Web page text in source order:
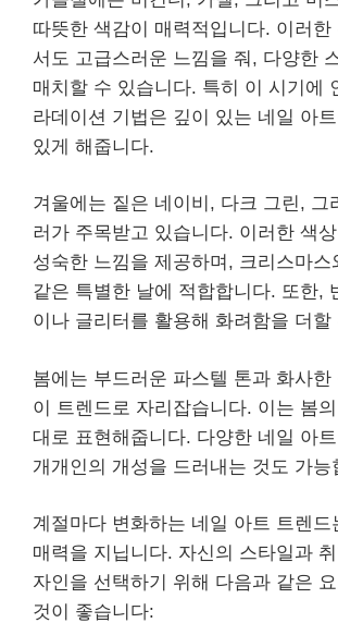
따뜻한 색감이 매력적입니다. 이러한
서도 고급스러운 느낌을 줘, 다양한
매치할 수 있습니다. 특히 이 시기에
라데이션 기법은 깊이 있는 네일 아
있게 해줍니다.
겨울에는 짙은 네이비, 다크 그린, 그
러가 주목받고 있습니다. 이러한 색
성숙한 느낌을 제공하며, 크리스마스
같은 특별한 날에 적합합니다. 또한,
이나 글리터를 활용해 화려함을 더할
봄에는 부드러운 파스텔 톤과 화사한
이 트렌드로 자리잡습니다. 이는 봄
대로 표현해줍니다. 다양한 네일 아
개개인의 개성을 드러내는 것도 가능
계절마다 변화하는 네일 아트 트렌드
매력을 지닙니다. 자신의 스타일과
자인을 선택하기 위해 다음과 같은
것이 좋습니다: